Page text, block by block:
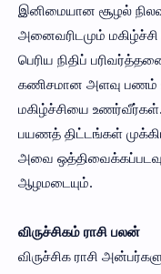
இனிமையான சூழல்
அனைவரிடமும்
பெரிய நிதிப்
கணிசமான அளவு பணம்
மகிழ்ச்சியை உணர்வீர்கள்.
பயணத் திட்டங்கள்
அவை
ஆழமடையும்.
விருச்சிகம் ராசி பலன்
விருச்சிக ராசி